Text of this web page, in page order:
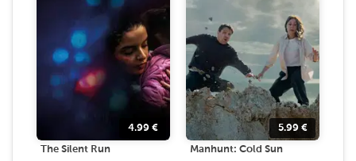
4.99 €
The Silent Run
5.99 €
Manhunt: Cold Sun